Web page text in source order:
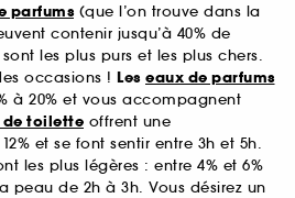
parfums(que l’on trouve dans la
contenir jusqu’à 40% de
les plus purs et les plus chers.
occasions ! Les eaux de parfums
à 20% et vous accompagnent
de toilette offrent une
et se font sentir entre 3h et 5h.
les plus légères : entre 4% et 6%
peau de 2h à 3h. Vous désirez un